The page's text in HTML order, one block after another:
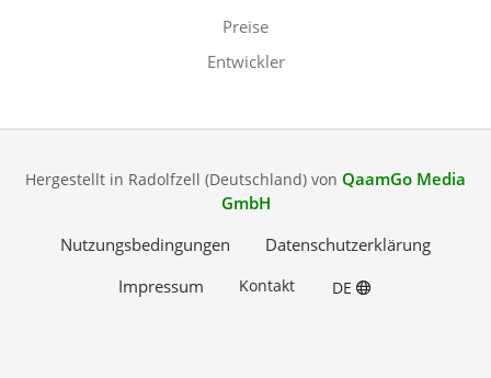
Preise
Entwickler
Hergestellt in Radolfzell (Deutschland) von QaamGo Media
GmbH
Nutzungsbedingungen
Datenschutzerklärung
Impressum
Kontakt DE